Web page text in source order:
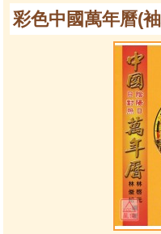
彩色中國萬年曆(